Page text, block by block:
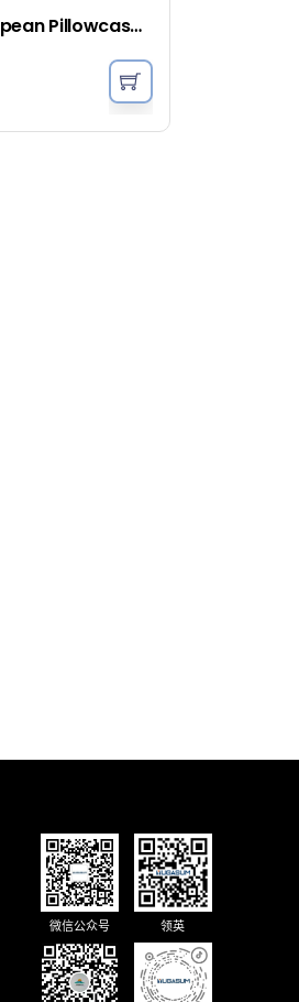
Denim European Pillowcase – Indigo
微信公众号 领英